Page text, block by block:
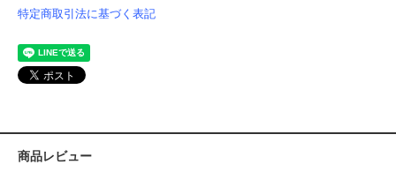
特定商取引法に基づく表記
商品レビュー